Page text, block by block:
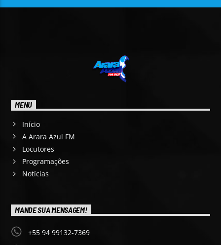
MENU
Início
A Arara Azul FM
Locutores
Programações
Notícias
MANDE SUA MENSAGEM!
+55 94 99132-7369